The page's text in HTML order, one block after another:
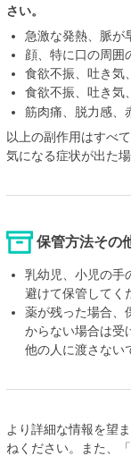
さい。
急激な発熱、脈が
顔、特に口の周囲
食欲不振、吐き気
食欲不振、吐き気
筋肉痛、脱力感、
以上の副作用はすべ
気になる症状が出た
保管方法その
乳幼児、小児の手
避けて保管してく
薬が残った場合、
からない場合は受
他の人に渡さない
より詳細な情報を望
ねください。また、